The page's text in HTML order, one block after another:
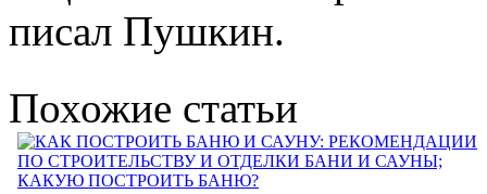
писал Пушкин.
Похожие статьи